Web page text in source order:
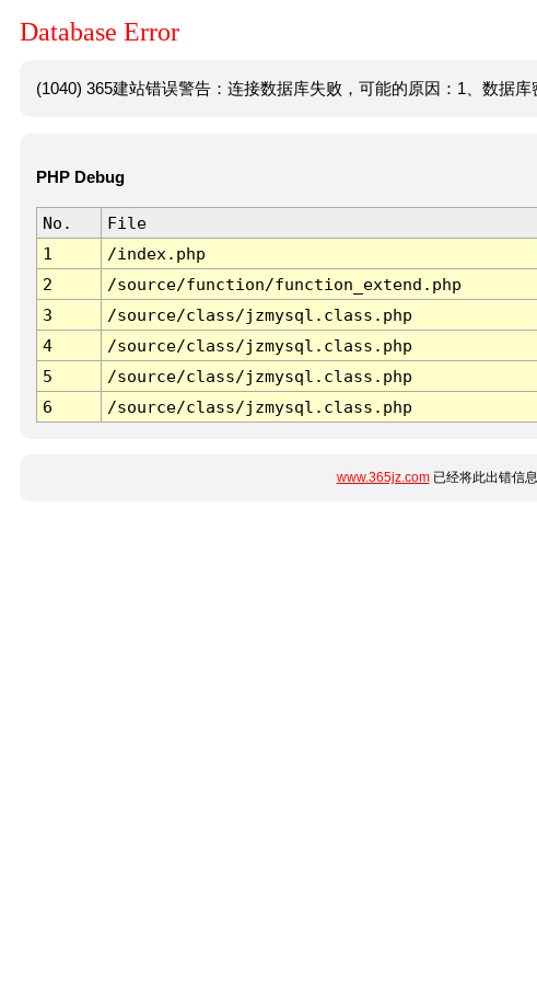
Database Error
(1040) 365建站错误警告：连接数据库失败，可能的原因：1、数据库
PHP Debug
No. File
1
/index.php
2
/source/function/function_extend.php
3
/source/class/jzmysql.class.php
4
/source/class/jzmysql.class.php
5
/source/class/jzmysql.class.php
6
/source/class/jzmysql.class.php
www.365jz.com已经将此出错信